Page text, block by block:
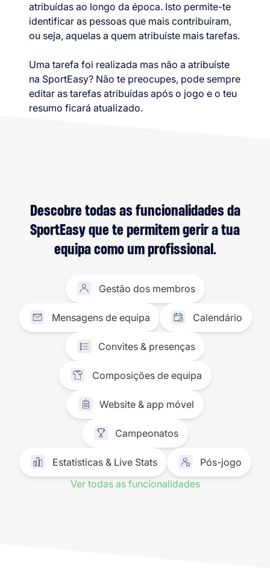
atribuídas ao longo da época. Isto permite-te
identificar as pessoas que mais contribuíram,
ou seja, aquelas a quem atribuíste mais tarefas.
Uma tarefa foi realizada mas não a atribuíste
na SportEasy? Não te preocupes, pode sempre
editar as tarefas atribuídas após o jogo e o teu
resumo ficará atualizado.
Descobre todas as funcionalidades da
SportEasy que te permitem gerir a tua
equipa como um profissional.
Gestão dos membros
Mensagens de equipa Calendário
Convites & presenças
Composições de equipa
Website & app móvel
Campeonatos
Estatísticas & Live Stats
Pós-jogo
Ver todas as funcionalidades